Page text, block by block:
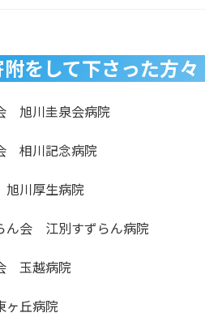
をして下さった方々
旭川圭泉会病院
相川記念病院
川厚生病院
ん会 江別すずらん病院
玉越病院
丘病院